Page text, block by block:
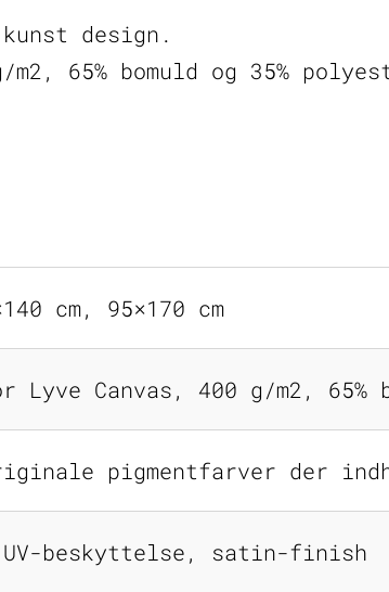
design.
65% bomuld og 35%
cm, 95×170 cm
Lyve Canvas, 400 g/m2, 65%
pigmentfarver der
beskyttelse, satin-finish